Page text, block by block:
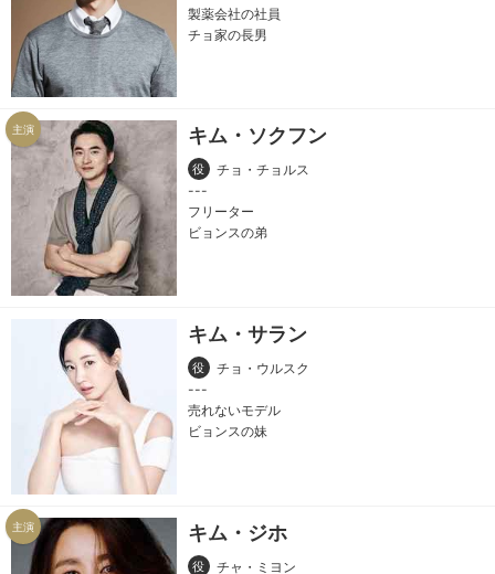
製薬会社の社員
チョ家の長男
主演 キム・ソクフン
役 チョ・チョルス
フリーター
ビョンスの弟
キム・サラン
役 チョ・ウルスク
売れないモデル
ビョンスの妹
主演 キム・ジホ
役 チャ・ミヨン